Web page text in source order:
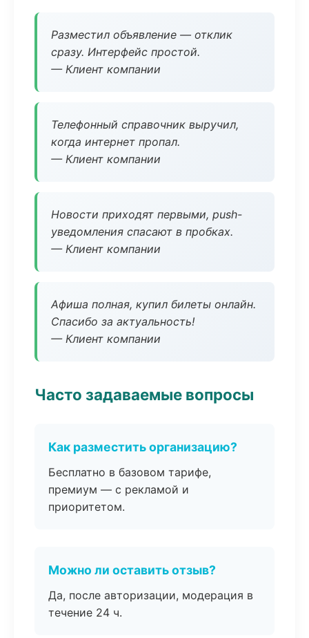
Разместил объявление — отклик
сразу. Интерфейс простой.
— Клиент компании
Телефонный справочник выручил,
когда интернет пропал.
— Клиент компании
Новости приходят первыми, push-
уведомления спасают в пробках.
— Клиент компании
Афиша полная, купил билеты онлайн.
Спасибо за актуальность!
— Клиент компании
Часто задаваемые вопросы
Как разместить организацию?
Бесплатно в базовом тарифе,
премиум — с рекламой и
приоритетом.
Можно ли оставить отзыв?
Да, после авторизации, модерация в
течение 24 ч.